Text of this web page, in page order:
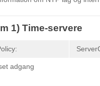
1) Time-servere
adgang